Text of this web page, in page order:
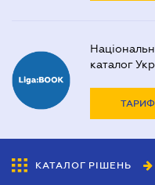
каталог
КАТАЛОГ РІШЕНЬ